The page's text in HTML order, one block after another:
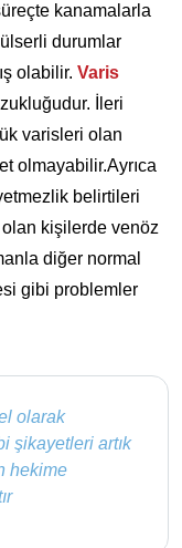
kanamalarla
durumlar
olabilir. Varis
İleri
varisleri olan
olmayabilir.Ayrıca
belirtileri
kişilerde venöz
diğer normal
gibi problemler
olarak
şikayetleri artık
hekime